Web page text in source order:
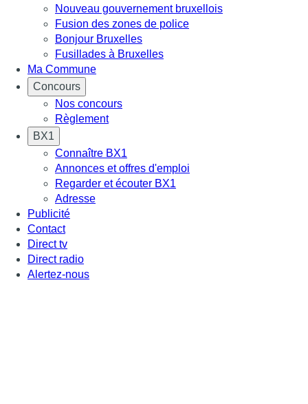
Nouveau gouvernement bruxellois
Fusion des zones de police
Bonjour Bruxelles
Fusillades à Bruxelles
Ma Commune
Concours
Nos concours
Règlement
BX1
Connaître BX1
Annonces et offres d'emploi
Regarder et écouter BX1
Adresse
Publicité
Contact
Direct tv
Direct radio
Alertez-nous